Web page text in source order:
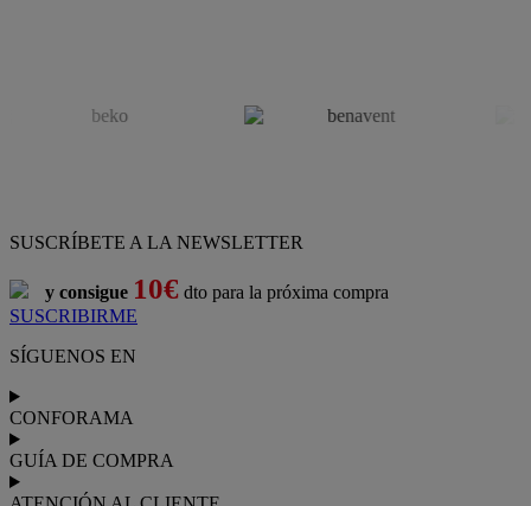
SUSCRÍBETE A LA NEWSLETTER
y consigue 10€ dto para la próxima compra
SUSCRIBIRME
SÍGUENOS EN
CONFORAMA
GUÍA DE COMPRA